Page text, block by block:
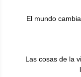
El mundo
Las cosas de la